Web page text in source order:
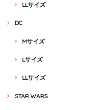
LLサイズ
DC
Mサイズ
Lサイズ
LLサイズ
STAR WARS